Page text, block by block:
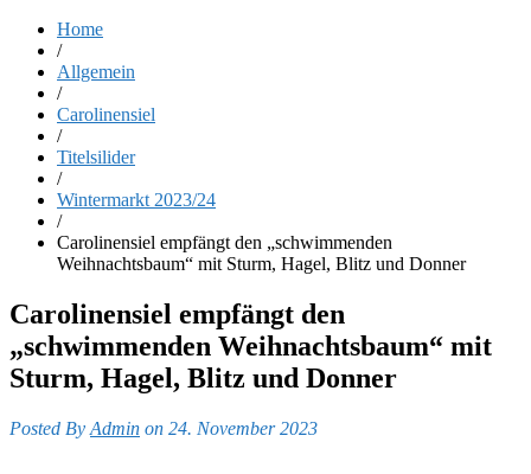
Home
/
Allgemein
/
Carolinensiel
/
Titelsilider
/
Wintermarkt 2023/24
/
Carolinensiel empfängt den „schwimmenden
Weihnachtsbaum“ mit Sturm, Hagel, Blitz und Donner
Carolinensiel empfängt den
„schwimmenden Weihnachtsbaum“ mit
Sturm, Hagel, Blitz und Donner
Posted By Admin on 24. November 2023